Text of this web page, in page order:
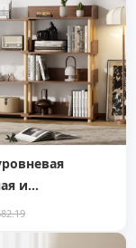
из 2 метров
и
книжная